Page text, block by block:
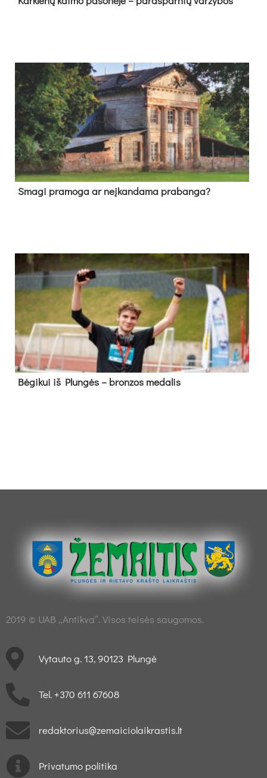
Sma­gi pra­mo­ga ar neį­kan­da­ma pra­ban­ga?
Bė­gi­kui iš Plun­gės – bron­zos me­da­lis
2019 © UAB „Antikva“. Visos teisės saugomos.
Vytauto g. 13, 90123 Plungė
Tel. +370 611 67608
redaktorius@zemaiciolaikrastis.lt
Privatumo politika